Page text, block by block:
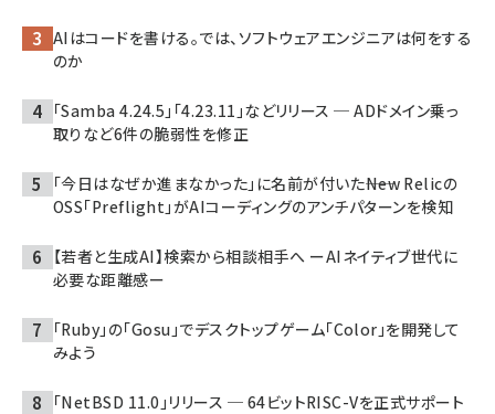
AIはコードを書ける。では、ソフトウェアエンジニアは何をする
のか
「Samba 4.24.5」「4.23.11」などリリース ─ ADドメイン乗っ
取りなど6件の脆弱性を修正
「今日はなぜか進まなかった」に名前が付いた――New Relicの
OSS「Preflight」がAIコーディングのアンチパターンを検知
【若者と生成AI】検索から相談相手へ ーAIネイティブ世代に
必要な距離感ー
「Ruby」の「Gosu」でデスクトップゲーム「Color」を開発して
みよう
「NetBSD 11.0」リリース ─ 64ビットRISC-Vを正式サポート